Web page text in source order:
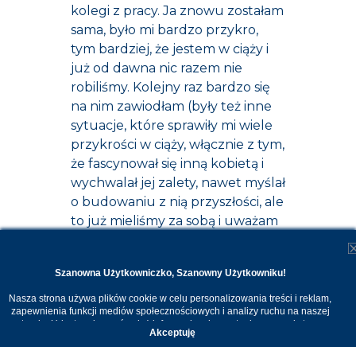
kolegi z pracy. Ja znowu zostałam
sama, było mi bardzo przykro,
tym bardziej, że jestem w ciąży i
już od dawna nic razem nie
robiliśmy. Kolejny raz bardzo się
na nim zawiodłam (były też inne
sytuacje, które sprawiły mi wiele
przykrości w ciąży, włącznie z tym,
że fascynował się inną kobietą i
wychwalał jej zalety, nawet myślał
o budowaniu z nią przyszłości, ale
to już mieliśmy za sobą i uważam
bardzo samotna i nieszczęśliwa,
naprawdę czuje, że moje uczucie
do niego się skończyło. Poważnie
myślę o odejściu, bo ile człowiek
Szanowna Użytkowniczko, Szanowny Użytkowniku!
Nasza strona używa plików cookie w celu personalizowania treści i reklam,
zapewnienia funkcji mediów społecznościowych i analizy ruchu na naszej
stronie. Udostępniamy również informacje o korzystaniu z naszej strony
internetowej naszym zaufanym partnerom. Dzięki cookies możemy
Akceptuję